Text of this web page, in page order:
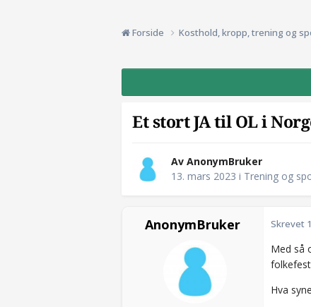
Forside Kosthold, kropp, trening og
Et stort JA til OL i
Av AnonymBruker
13. mars 2023 i Trening og
AnonymBruker Skrevet
Med så
Hva